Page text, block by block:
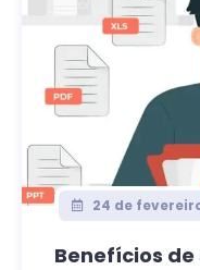
24 de
Benefícios